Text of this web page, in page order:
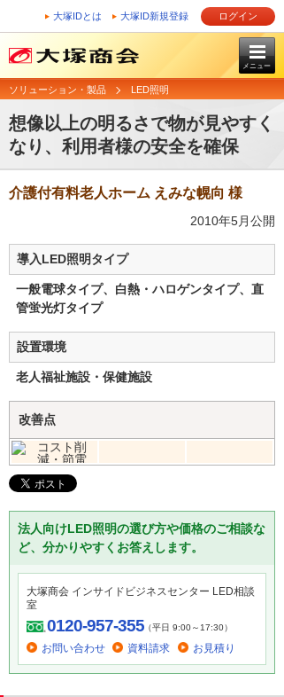
大塚IDとは 大塚ID新規登録 ログイン
メニュー
ソリューション・製品 LED照明
想像以上の明るさで物が見やすく
なり、利用者様の安全を確保
介護付有料老人ホーム えみな幌向 様
2010年5月公開
導入LED照明タイプ
一般電球タイプ、白熱・ハロゲンタイプ、直
管蛍光灯タイプ
設置環境
老人福祉施設・保健施設
改善点
法人向けLED照明の選び方や価格のご相談な
ど、分かりやすくお答えします。
大塚商会 インサイドビジネスセンター LED相談
室
0120-957-355（平日 9:00～17:30）
お問い合わせ 資料請求 お見積り